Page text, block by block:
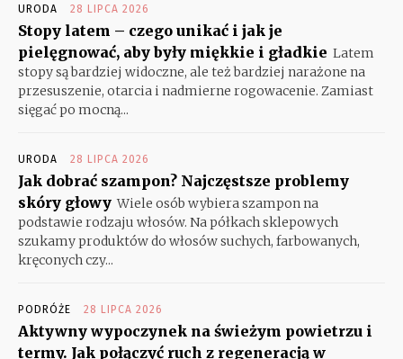
URODA 28 LIPCA 2026
Stopy latem – czego unikać i jak je
pielęgnować, aby były miękkie i gładkie Latem
stopy są bardziej widoczne, ale też bardziej narażone na
przesuszenie, otarcia i nadmierne rogowacenie. Zamiast
sięgać po mocną...
URODA 28 LIPCA 2026
Jak dobrać szampon? Najczęstsze problemy
skóry głowy Wiele osób wybiera szampon na
podstawie rodzaju włosów. Na półkach sklepowych
szukamy produktów do włosów suchych, farbowanych,
kręconych czy...
PODRÓŻE 28 LIPCA 2026
Aktywny wypoczynek na świeżym powietrzu i
termy. Jak połączyć ruch z regeneracją w